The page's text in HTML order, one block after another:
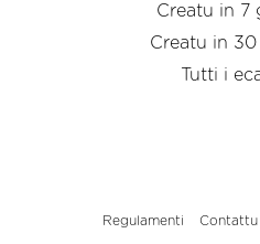
Creatu in 7
Creatu in
Tutti i
Regulamenti Contattu